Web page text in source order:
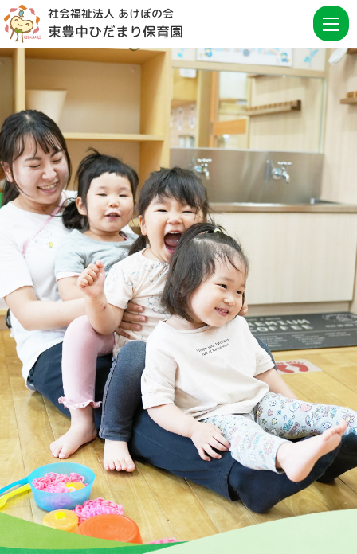
社会福祉法人 あけぼの会
東豊中ひだまり保育園